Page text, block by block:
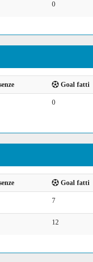
0
Goal fatti
0
Goal fatti
7
12